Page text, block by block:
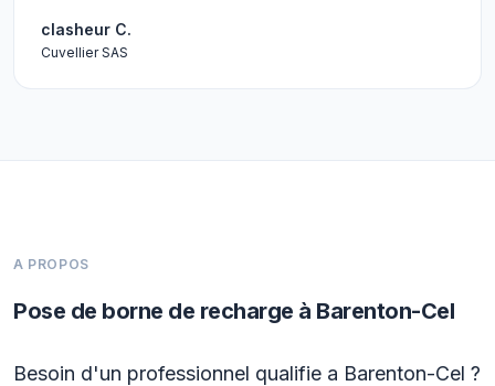
clasheur C.
Cuvellier SAS
A PROPOS
Pose de borne de recharge à Barenton-Cel
Besoin d'un professionnel qualifie a Barenton-Cel ?